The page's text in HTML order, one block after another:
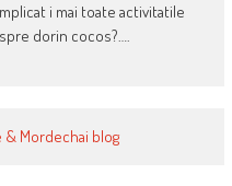
i mai toate activitatile
dorin cocos?….
Mordechai blog